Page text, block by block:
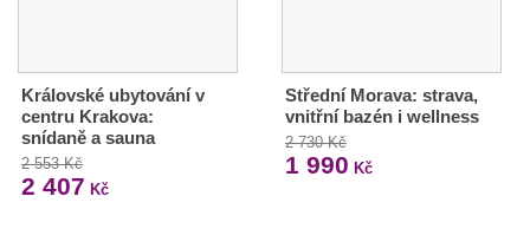
Královské ubytování v
centru Krakova:
snídaně a sauna
2 553 Kč
2 407 Kč
Střední Morava: strava,
vnitřní bazén i wellness
2 730 Kč
1 990 Kč